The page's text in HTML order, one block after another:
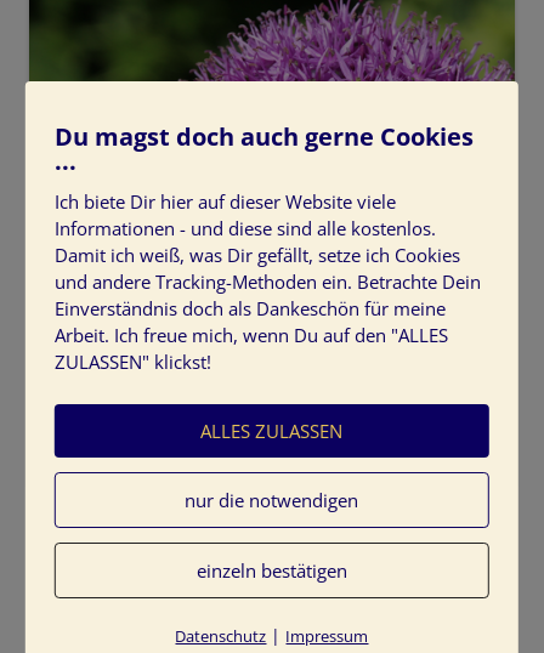
Du magst doch auch gerne Cookies
...
Ich biete Dir hier auf dieser Website viele
Informationen - und diese sind alle kostenlos.
Damit ich weiß, was Dir gefällt, setze ich Cookies
und andere Tracking-Methoden ein. Betrachte Dein
Einverständnis doch als Dankeschön für meine
Arbeit. Ich freue mich, wenn Du auf den "ALLES
ZULASSEN" klickst!
ALLES ZULASSEN
nur die notwendigen
einzeln bestätigen
Datenschutz | Impressum